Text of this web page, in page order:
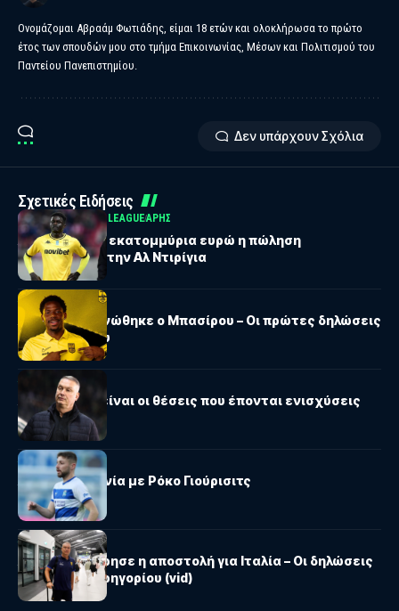
Ονομάζομαι Αβραάμ Φωτιάδης, είμαι 18 ετών και ολοκλήρωσα το πρώτο
έτος των σπουδών μου στο τμήμα Επικοινωνίας, Μέσων και Πολιτισμού του
Παντείου Πανεπιστημίου.
Δεν υπάρχουν Σχόλια
Σχετικές Ειδήσεις
STOIXIMAN SUPER LEAGUEΑΡΗΣ
Άρης: Στα 4,6 εκατομμύρια ευρώ η πώληση
του Ντιαντί στην Αλ Ντιρίγια
ΑΡΗΣ
Άρης: Ανακοινώθηκε ο Μπασίρου – Οι πρώτες δηλώσεις
του 26χρονου
Άρης: Αυτές είναι οι θέσεις που έπονται ενισχύσεις
ΑΡΗΣ
Άρης: Συμφωνία με Ρόκο Γιούρισιτς
ΑΡΗΣ
Άρης: Αναχώρησε η αποστολή για Ιταλία – Οι δηλώσεις
του Μιχάλη Γρηγορίου (vid)